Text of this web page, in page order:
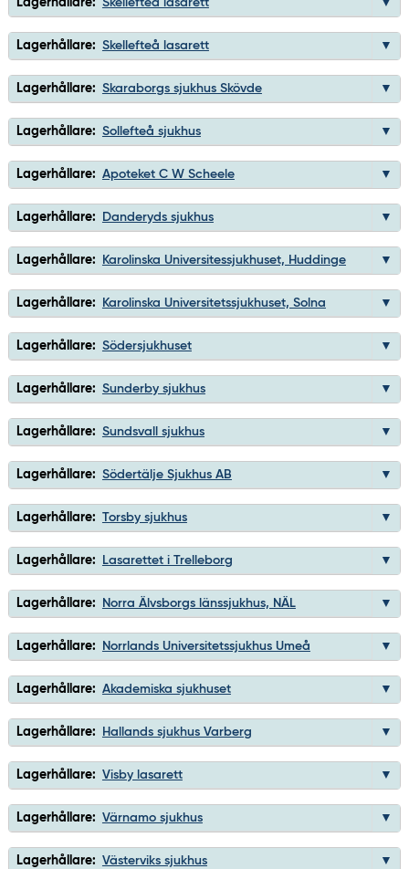
Lagerhållare: Skellefteå lasarett
Lagerhållare: Skaraborgs sjukhus Skövde
Lagerhållare: Sollefteå sjukhus
Lagerhållare: Apoteket C W Scheele
Lagerhållare: Danderyds sjukhus
Lagerhållare: Karolinska Universitessjukhuset, Huddinge
Lagerhållare: Karolinska Universitetssjukhuset, Solna
Lagerhållare: Södersjukhuset
Lagerhållare: Sunderby sjukhus
Lagerhållare: Sundsvall sjukhus
Lagerhållare: Södertälje Sjukhus AB
Lagerhållare: Torsby sjukhus
Lagerhållare: Lasarettet i Trelleborg
Lagerhållare: Norra Älvsborgs länssjukhus, NÄL
Lagerhållare: Norrlands Universitetssjukhus Umeå
Lagerhållare: Akademiska sjukhuset
Lagerhållare: Hallands sjukhus Varberg
Lagerhållare: Visby lasarett
Lagerhållare: Värnamo sjukhus
Lagerhållare: Västerviks sjukhus